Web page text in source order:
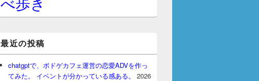
最近の投稿
chatgptで、ボドゲカフェ運営の恋愛ADVを作っ
てみた。 イベントが分かっている感ある。
2026